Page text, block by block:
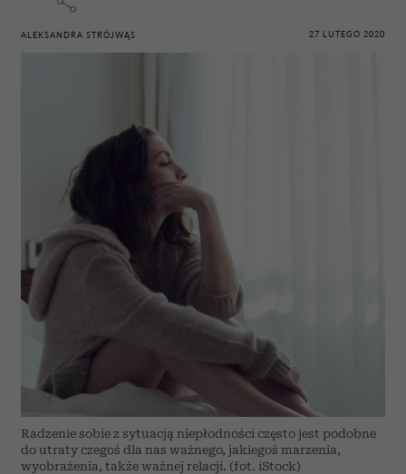
ALEKSANDRA STRÓJWĄS 27 LUTEGO 2020
Radzenie sobie z sytuacją niepłodności często jest podobne
do utraty czegoś dla nas ważnego, jakiegoś marzenia,
wyobrażenia, także ważnej relacji. (fot. iStock)